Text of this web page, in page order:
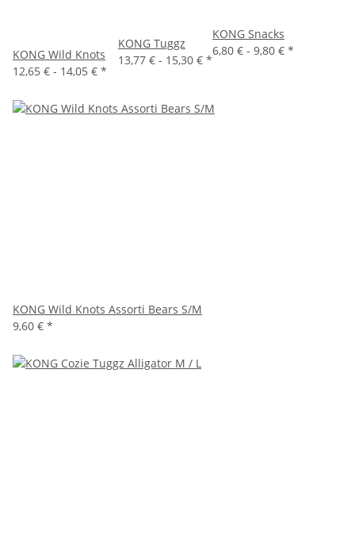
KONG Wild Knots
12,65 € - 14,05 € *
KONG Tuggz
13,77 € - 15,30 € *
KONG Snacks
6,80 € - 9,80 € *
KONG Wild Knots Assorti Bears S/M
9,60 € *